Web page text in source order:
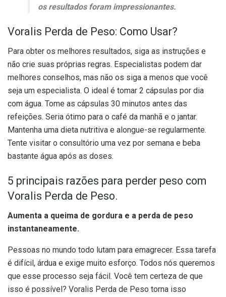
os resultados foram impressionantes.
Voralis Perda de Peso: Como Usar?
Para obter os melhores resultados, siga as instruções e
não crie suas próprias regras. Especialistas podem dar
melhores conselhos, mas não os siga a menos que você
seja um especialista. O ideal é tomar 2 cápsulas por dia
com água. Tome as cápsulas 30 minutos antes das
refeições. Seria ótimo para o café da manhã e o jantar.
Mantenha uma dieta nutritiva e alongue-se regularmente.
Tente visitar o consultório uma vez por semana e beba
bastante água após as doses.
5 principais razões para perder peso com
Voralis Perda de Peso.
Aumenta a queima de gordura e a perda de peso
instantaneamente.
Pessoas no mundo todo lutam para emagrecer. Essa tarefa
é difícil, árdua e exige muito esforço. Todos nós queremos
que esse processo seja fácil. Você tem certeza de que
isso é possível? Voralis Perda de Peso torna isso